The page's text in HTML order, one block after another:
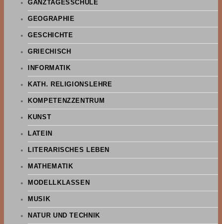
GANZTAGESSCHULE
GEOGRAPHIE
GESCHICHTE
GRIECHISCH
INFORMATIK
KATH. RELIGIONSLEHRE
KOMPETENZZENTRUM
KUNST
LATEIN
LITERARISCHES LEBEN
MATHEMATIK
MODELLKLASSEN
MUSIK
NATUR UND TECHNIK